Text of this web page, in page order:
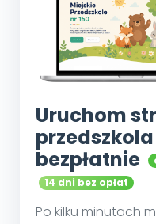
Uruchom
przedszkola
bezpłatnie
14 dni bez opłat
Po kilku minutach